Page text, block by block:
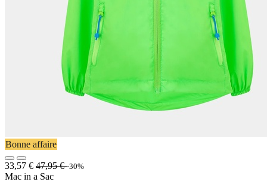
Bonne affaire
33,57 € 47,95€ -30%
Mac in a Sac